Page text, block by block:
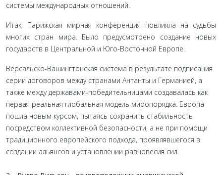
системы международных отношений.
Итак, Парижская мирная конференция повлияла на судьбы
многих стран мира. Было предусмотрено создание новых
государств в Центральной и Юго-Восточной Европе.
Версальско-Вашингтонская система в результате подпи­сания
серии договоров между странами Антанты и Германи­ей, а
также между державами-победительницами создава­лась как
первая реальная глобальная модель миропорядка. Европа
пошла новым курсом, пытаясь сохранить стабиль­ность
посредством коллективной безопасности, а не при по­мощи
традиционного европейского подхода, проявлявшего­ся в
создании альянсов и установлении равновесия сил.